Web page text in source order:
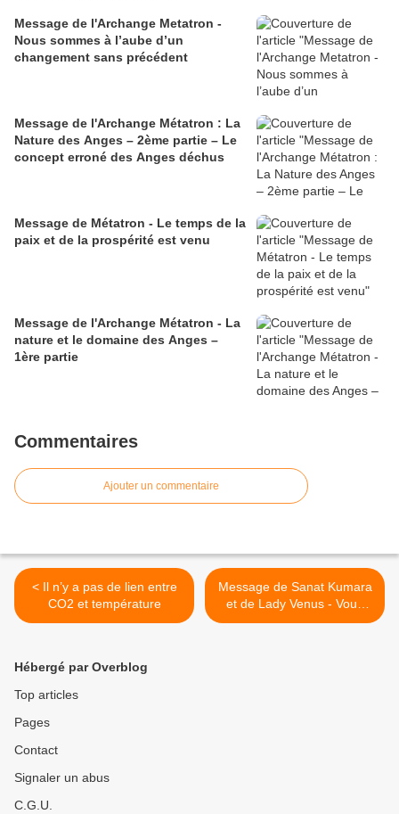
Message de l'Archange Metatron -
Nous sommes à l’aube d’un
changement sans précédent
Message de l'Archange Métatron : La
Nature des Anges – 2ème partie – Le
concept erroné des Anges déchus
Message de Métatron - Le temps de la
paix et de la prospérité est venu
Message de l'Archange Métatron - La
nature et le domaine des Anges –
1ère partie
Commentaires
Ajouter un commentaire
< Il n’y a pas de lien entre
CO2 et température
Message de Sanat Kumara
et de Lady Venus - Vous
êtes une force dont l’heure
Hébergé par Overblog
Top articles
Pages
Contact
Signaler un abus
C.G.U.